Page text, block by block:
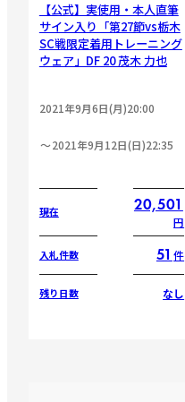
【公式】実使用・本人直筆
サイン入り「第27節vs栃木
SC戦限定着用トレーニング
ウェア」DF 20 茂木 力也
2021年9月6日(月)20:00
2021年9月12日(日)22:35
現在 20,501
円
入札件数 51 件
残り日数 なし